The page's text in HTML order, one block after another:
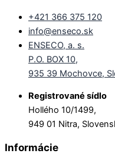
+421 366 375 120
info@enseco.sk
ENSECO, a. s.
P.O. BOX 10,
935 39 Mochovce,
Registrované sídlo
Hollého 10/1499,
949 01 Nitra,
Informácie